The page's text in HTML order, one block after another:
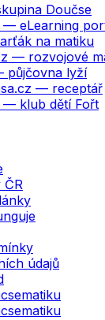
Doučse
— eLearning
na matiku
— rozvojové
půjčovna lyží
— receptář
— klub dětí Fořt
ČR
údajů